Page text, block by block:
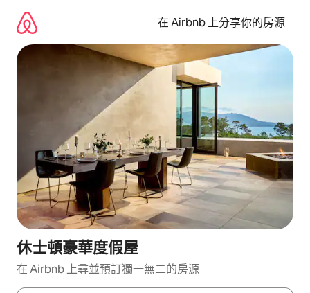
在 Airbnb 上分享你的房源
休士頓豪華度假屋
在 Airbnb 上尋並預訂獨一無二的房源